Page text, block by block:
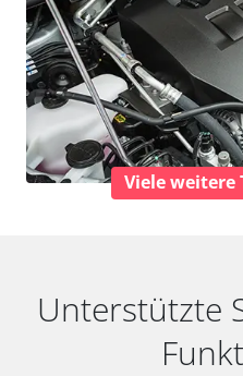
Viele weitere
Unterstützte